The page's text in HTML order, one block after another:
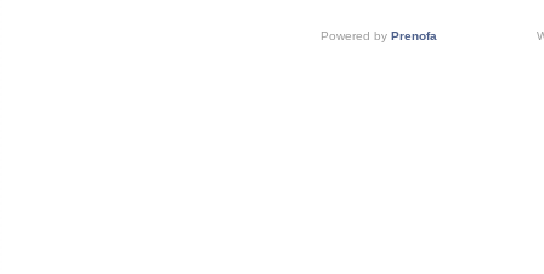
Powered by Prenofa